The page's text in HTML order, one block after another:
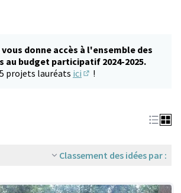
donne accès à l'ensemble des
au budget participatif 2024-2025.
projets lauréats ici !
Classement des idées par :